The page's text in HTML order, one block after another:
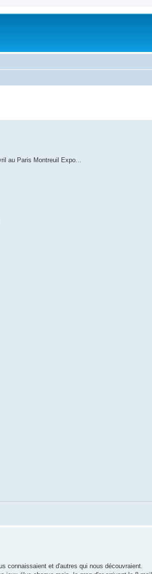
au Paris Montreuil Expo...
connaissaient et d'autres qui nous découvraient.